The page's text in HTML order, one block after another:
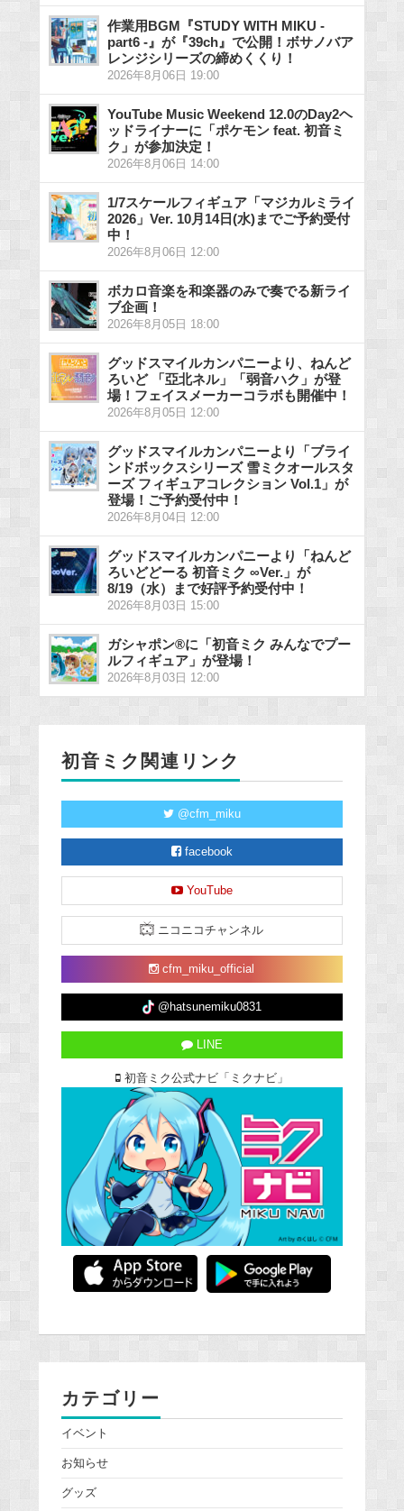
作業用BGM『STUDY WITH MIKU -
part6 -』が『39ch』で公開！ボサノバア
レンジシリーズの締めくくり！
2026年8月06日 19:00
YouTube Music Weekend 12.0のDay2ヘ
ッドライナーに「ポケモン feat. 初音ミ
ク」が参加決定！
2026年8月06日 14:00
1/7スケールフィギュア「マジカルミライ
2026」Ver. 10月14日(水)までご予約受付
中！
2026年8月06日 12:00
ボカロ音楽を和楽器のみで奏でる新ライ
ブ企画！
2026年8月05日 18:00
グッドスマイルカンパニーより、ねんど
ろいど 「亞北ネル」「弱音ハク」が登
場！フェイスメーカーコラボも開催中！
2026年8月05日 12:00
グッドスマイルカンパニーより「ブライ
ンドボックスシリーズ 雪ミクオールスタ
ーズ フィギュアコレクション Vol.1」が
登場！ご予約受付中！
2026年8月04日 12:00
グッドスマイルカンパニーより「ねんど
ろいどどーる 初音ミク ∞Ver.」が
8/19（水）まで好評予約受付中！
2026年8月03日 15:00
ガシャポン®に「初音ミク みんなでプー
ルフィギュア」が登場！
2026年8月03日 12:00
初音ミク関連リンク
@cfm_miku
facebook
YouTube
ニコニコチャンネル
cfm_miku_official
@hatsunemiku0831
LINE
初音ミク公式ナビ「ミクナビ」
カテゴリー
イベント
お知らせ
グッズ